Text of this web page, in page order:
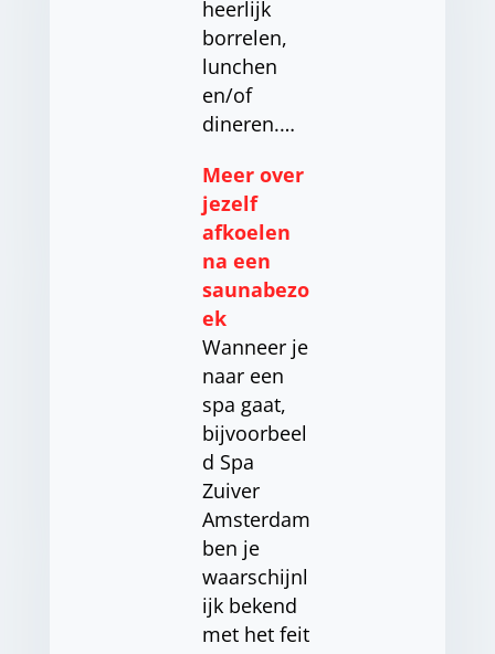
heerlijk
borrelen,
lunchen
en/of
dineren.…
Meer over
jezelf
afkoelen
na een
saunabezo
ek
Wanneer je
naar een
spa gaat,
bijvoorbeel
d Spa
Zuiver
Amsterdam
ben je
waarschijnl
ijk bekend
met het feit